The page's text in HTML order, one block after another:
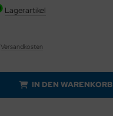
Lagerartikel
Versandkosten
IN DEN WARENKORB